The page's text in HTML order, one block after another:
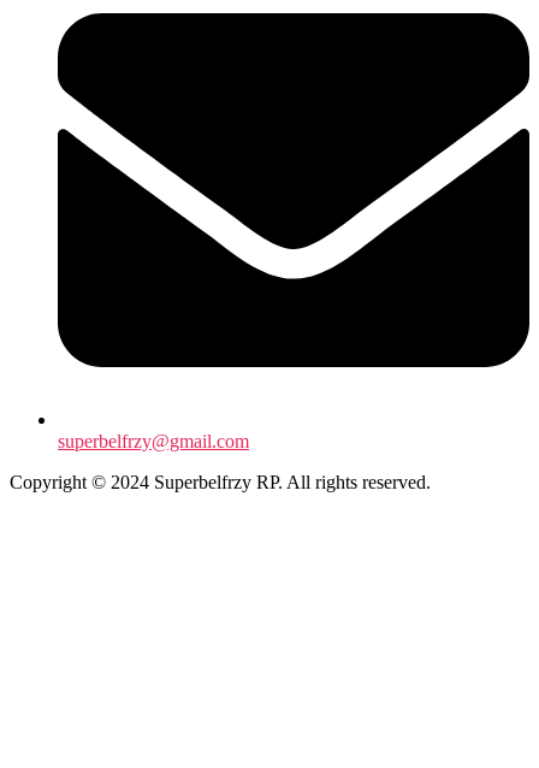
superbelfrzy@gmail.com
Copyright © 2024 Superbelfrzy RP. All rights reserved.